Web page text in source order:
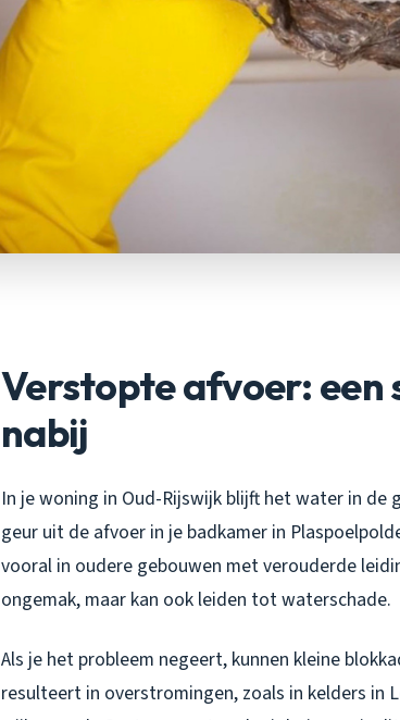
Verstopte afvoer: een
nabij
In je woning in Oud-Rijswijk blijft het water in
geur uit de afvoer in je badkamer in
vooral in oudere gebouwen met verouderde
ongemak, maar kan ook leiden tot waterschade.
Als je het probleem negeert, kunnen kleine
resulteert in overstromingen, zoals in kelders in